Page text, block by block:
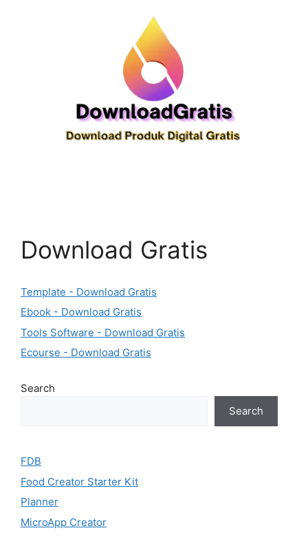
Download Gratis
Template - Download Gratis
Ebook - Download Gratis
Tools Software - Download Gratis
Ecourse - Download Gratis
Search
Search
FDB
Food Creator Starter Kit
Planner
MicroApp Creator